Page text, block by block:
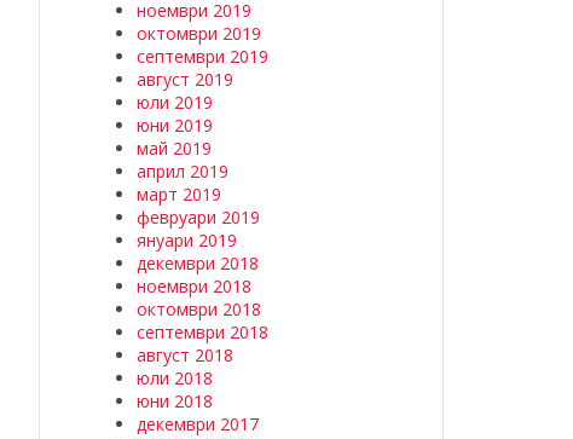
ноември 2019
октомври 2019
септември 2019
август 2019
юли 2019
юни 2019
май 2019
април 2019
март 2019
февруари 2019
януари 2019
декември 2018
ноември 2018
октомври 2018
септември 2018
август 2018
юли 2018
юни 2018
декември 2017